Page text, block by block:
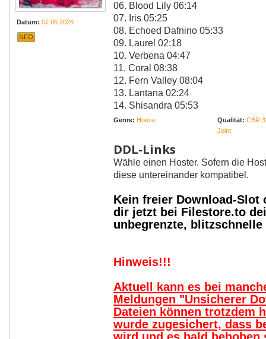
Datum: 07.05.2026
NFO
06. Blood Lily 06:14
07. Iris 05:25
08. Echoed Dafnino 05:33
09. Laurel 02:18
10. Verbena 04:47
11. Coral 08:38
12. Fern Valley 08:04
13. Lantana 02:24
14. Shisandra 05:53
Genre: House Qualität: CBR
Joint
DDL-Links
Wähle einen Hoster. Sofern die
diese untereinander kompatibel.
Kein freier Download-Slot
dir jetzt bei Filestore.to
unbegrenzte,
Hinweis!!!
Aktuell kann es bei
Meldungen "Unsicherer
Dateien können trotzdem
wurde zugesichert, dass